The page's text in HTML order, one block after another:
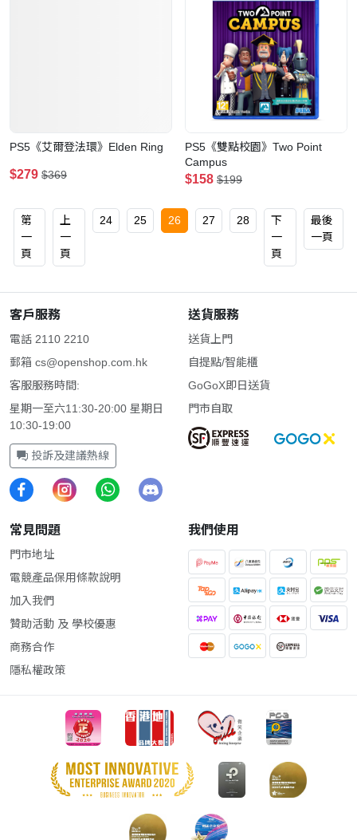
PS5《艾爾登法環》Elden Ring
$279 $369
PS5《雙點校園》Two Point
Campus
$158 $199
第
一
頁
上
一
頁
24 25 26 27 28
下
一
頁
最後
一頁
客戶服務
電話 2110 2210
郵箱 cs@openshop.com.hk
客服服務時間:
星期一至六11:30-20:00 星期日
10:30-19:00
投訴及建議熱線
送貨服務
送貨上門
自提點/智能櫃
GoGoX即日送貨
門市自取
常見問題
門市地址
電競產品保用條款說明
加入我們
贊助活動 及 學校優惠
商務合作
隱私權政策
我們使用